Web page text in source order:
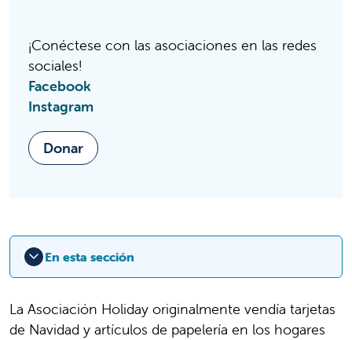
¡Conéctese con las asociaciones en las redes
sociales!
Facebook
Instagram
Donar
En esta sección
La Asociación Holiday originalmente vendía tarjetas
de Navidad y artículos de papelería en los hogares